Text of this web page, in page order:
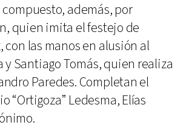
además, por
quien imita el festejo de
con las manos en alusión al
y Santiago Tomás, quien realiza
Paredes. Completan el
“Ortigoza” Ledesma, Elías